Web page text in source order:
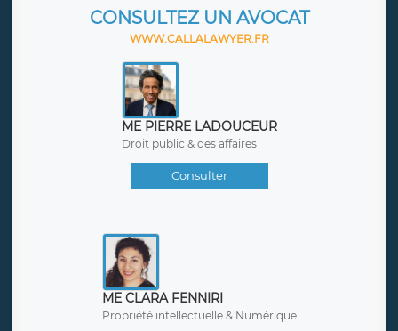
CONSULTEZ UN AVOCAT
WWW.CALLALAWYER.FR
ME PIERRE LADOUCEUR
Droit public & des affaires
Consulter
ME CLARA FENNIRI
Propriété intellectuelle & Numérique